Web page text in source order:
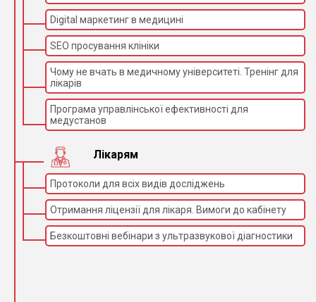
Digital маркетинг в медицині
SEO просування клініки
Чому не вчать в медичному університеті. Тренінг для
лікарів
Програма управлінської ефективності для
медустанов
Лікарям
Протоколи для всіх видів досліджень
Отримання ліцензії для лікаря. Вимоги до кабінету
Безкоштовні вебінари з ультразвукової діагностики